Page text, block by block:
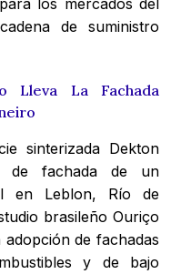
los mercados del
de suministro
Lleva La Fachada
sinterizada Dekton
de fachada de un
en Leblon, Río de
brasileño Ouriço
de fachadas
y de bajo